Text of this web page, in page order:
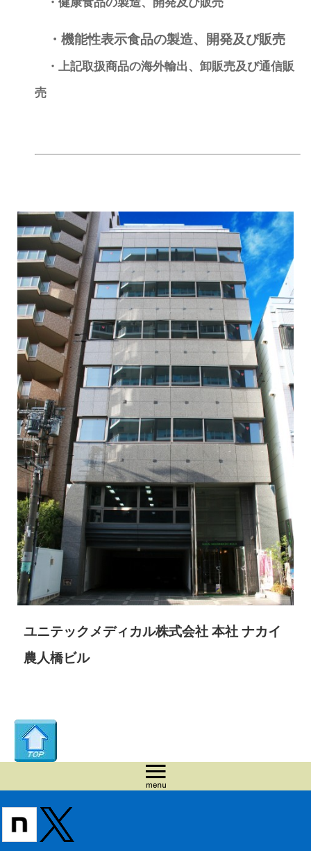
・機能性表示食品の製造、開発及び販売
・上記取扱商品の海外輸出、卸販売及び通信販
売
ユニテックメディカル株式会社 本社 ナカイ
農人橋ビル